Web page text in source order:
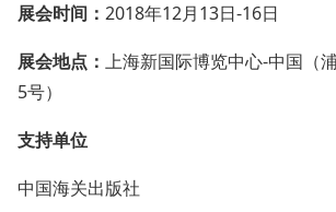
展会时间： 2018年12月13日-16日
展会地点： 上海新国际博览中心-中国（
5号）
支持单位
中国海关出版社